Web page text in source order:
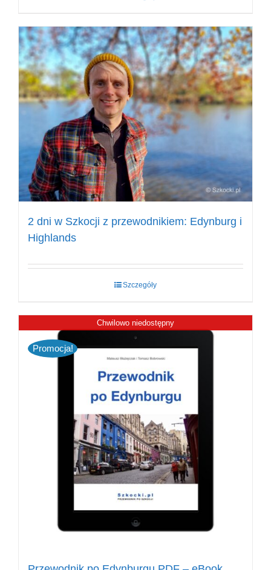
2 dni w Szkocji z przewodnikiem: Edynburg i
Highlands
Szczegóły
Chwilowo niedostępny
Promocja!